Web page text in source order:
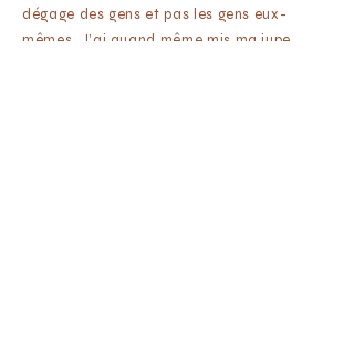
dégage des gens et pas les gens eux-
mêmes. J’ai quand même mis ma jupe